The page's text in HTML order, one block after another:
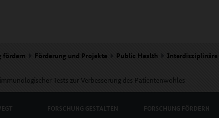
fördern Förderung und Projekte Public Health Interdisziplinäre
Tests zur Verbesserung des Patientenwohles
FORSCHUNG GESTALTEN FORSCHUNG FÖRDERN